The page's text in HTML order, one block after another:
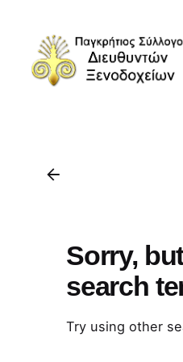
content
Sorry,
search
Try using other